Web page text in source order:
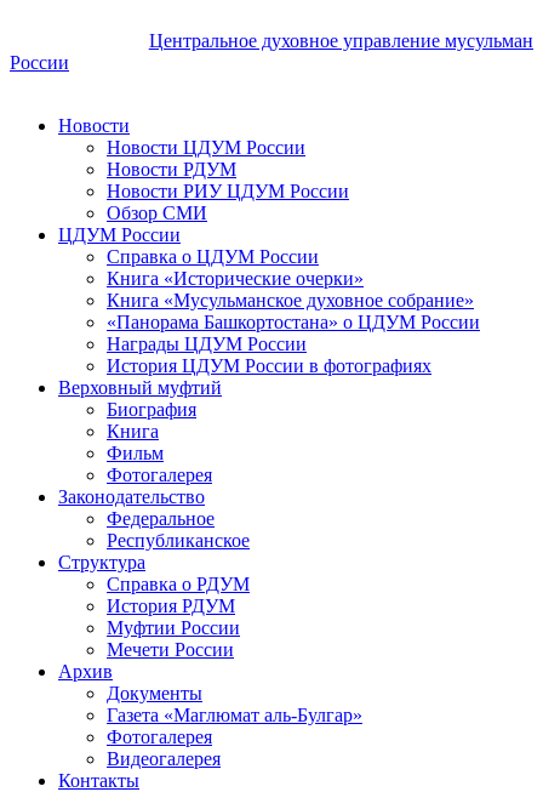
Центральное духовное управление мусульман
России
Новости
Новости ЦДУМ России
Новости РДУМ
Новости РИУ ЦДУМ России
Обзор СМИ
ЦДУМ России
Справка о ЦДУМ России
Книга «Исторические очерки»
Книга «Мусульманское духовное собрание»
«Панорама Башкортостана» о ЦДУМ России
Награды ЦДУМ России
История ЦДУМ России в фотографиях
Верховный муфтий
Биография
Книга
Фильм
Фотогалерея
Законодательство
Федеральное
Республиканское
Структура
Справка о РДУМ
История РДУМ
Муфтии России
Мечети России
Архив
Документы
Газета «Маглюмат аль-Булгар»
Фотогалерея
Видеогалерея
Контакты